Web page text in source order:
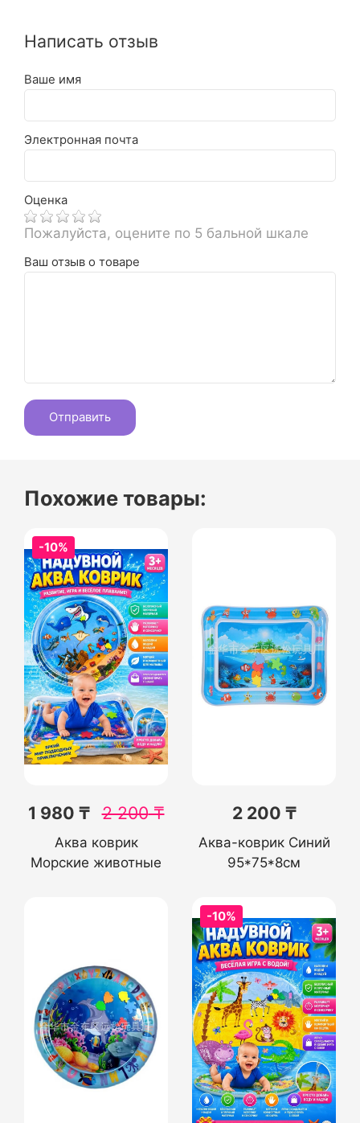
Написать отзыв
Ваше имя
Электронная почта
Оценка
Пожалуйста, оцените по 5 бальной шкале
Ваш отзыв о товаре
Похожие товары:
-10%
1 980 ₸ 2 200₸
Аква коврик
Морские животные
2 200 ₸
Аква-коврик Синий
95*75*8см
-10%